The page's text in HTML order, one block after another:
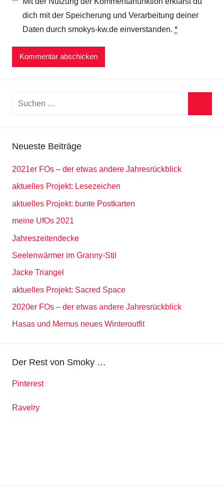
dich mit der Speicherung und Verarbeitung deiner
Daten durch smokys-kw.de einverstanden. *
Suchen
Neueste Beiträge
2021er FOs – der etwas andere Jahresrückblick
aktuelles Projekt: Lesezeichen
aktuelles Projekt: bunte Postkarten
meine UfOs 2021
Jahreszeitendecke
Seelenwärmer im Granny-Stil
Jacke Triangel
aktuelles Projekt: Sacred Space
2020er FOs – der etwas andere Jahresrückblick
Hasas und Memus neues Winteroutfit
Der Rest von Smoky …
Pinterest
Ravelry